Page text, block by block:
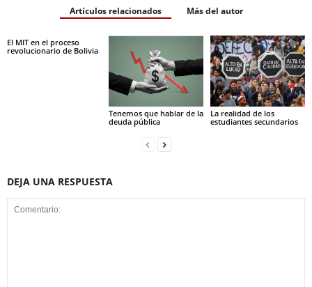
Artículos relacionados Más del autor
El MIT en el proceso
revolucionario de Bolivia
Tenemos que hablar de la
deuda pública
La realidad de los
estudiantes secundarios
DEJA UNA RESPUESTA